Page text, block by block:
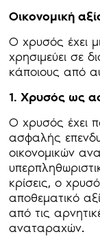
Οικονομική
Ο χρυσός έχει
χρησιμεύει σε
κάποιους από
1. Χρυσός ως
Ο χρυσός έχει
ασφαλής
οικονομικών
κρίσεις, ο
αποθεματικό
από τις
αναταραχών.